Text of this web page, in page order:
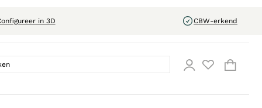
in 3D CBW-erkend